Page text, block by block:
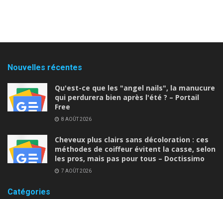
Nouvelles récentes
Qu'est-ce que les "angel nails", la manucure
qui perdurera bien après l'été ? – Portail
Free
8 AOÛT 2026
Cheveux plus clairs sans décoloration : ces
méthodes de coiffeur évitent la casse, selon
les pros, mais pas pour tous – Doctissimo
7 AOÛT 2026
Catégories